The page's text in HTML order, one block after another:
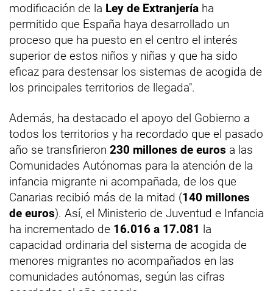
modificación de la Ley de Extranjería ha
permitido que España haya desarrollado un
proceso que ha puesto en el centro el interés
superior de estos niños y niñas y que ha sido
eficaz para destensar los sistemas de acogida de
los principales territorios de llegada".
Además, ha destacado el apoyo del Gobierno a
todos los territorios y ha recordado que el pasado
año se transfirieron 230 millones de euros a las
Comunidades Autónomas para la atención de la
infancia migrante ni acompañada, de los que
Canarias recibió más de la mitad (140 millones
de euros). Así, el Ministerio de Juventud e Infancia
ha incrementado de 16.016 a 17.081 la
capacidad ordinaria del sistema de acogida de
menores migrantes no acompañados en las
comunidades autónomas, según las cifras